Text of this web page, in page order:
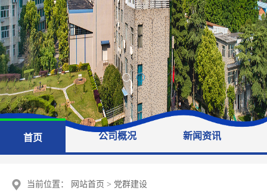
首页 公司概况 新闻资讯
当前位置： 网站首页 > 党群建设